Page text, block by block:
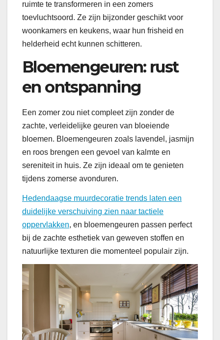
ruimte te transformeren in een zomers
toevluchtsoord. Ze zijn bijzonder geschikt voor
woonkamers en keukens, waar hun frisheid en
helderheid echt kunnen schitteren.
Bloemengeuren: rust
en ontspanning
Een zomer zou niet compleet zijn zonder de
zachte, verleidelijke geuren van bloeiende
bloemen. Bloemengeuren zoals lavendel, jasmijn
en roos brengen een gevoel van kalmte en
sereniteit in huis. Ze zijn ideaal om te genieten
tijdens zomerse avonduren.
Hedendaagse muurdecoratie trends laten een
duidelijke verschuiving zien naar tactiele
oppervlakken, en bloemengeuren passen perfect
bij de zachte esthetiek van geweven stoffen en
natuurlijke texturen die momenteel populair zijn.